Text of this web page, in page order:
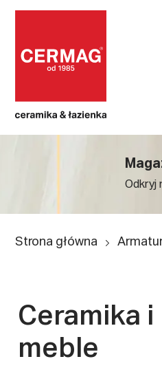
Odkryj
Strona główna
Ceramika i
meble